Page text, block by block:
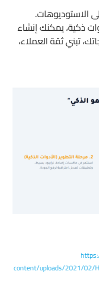
الاستوديوهات.
ذكية، يمكنك إنشاء
تبني ثقة العملاء،
content/uploads/2021/02/